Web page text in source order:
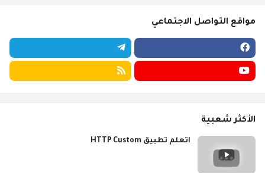
مواقع التواصل الاجتماعي
الأكثر شعبية
اتعلم تطبيق HTTP Custom